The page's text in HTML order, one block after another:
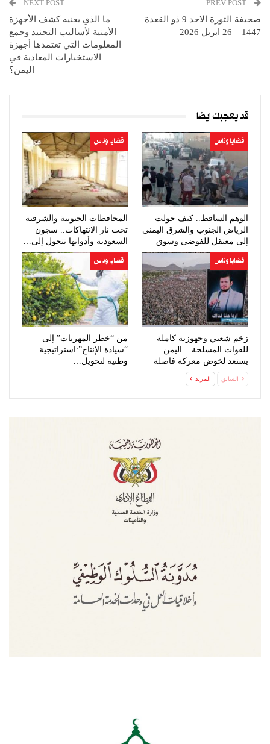
صحيفة الثورة الاحد 9 ذو القعدة
1447 – 26 ابريل 2026
NEXT POST
ما الذي يعنيه كشف الأجهزة
الأمنية لأساليب التجنيد وجمع
المعلومات التي تعتمدها أجهزة
الاستخبارات المعادية في
اليمن؟
قد يعجبك ايضا
قضايا وناس
الوهم الساقط.. كيف حولت
الرياض الجنوب والشرق اليمني
إلى معتقل للفوضى وسوق
للنخاسة…
قضايا وناس
المحافظات الجنوبية والشرقية
تحت نار الانتهاكات.. سجون
السعودية وأدواتها تتحول إلى…
قضايا وناس
زخم شعبي وجهوزية كاملة
للقوات المسلحة .. اليمن
يستعد لخوض معركة فاصلة
وحاسمة ضد…
قضايا وناس
من “خطر المهربات” إلى
“سيادة الإنتاج”:استراتيجية
وطنية لتحويل…
السابق المزيد